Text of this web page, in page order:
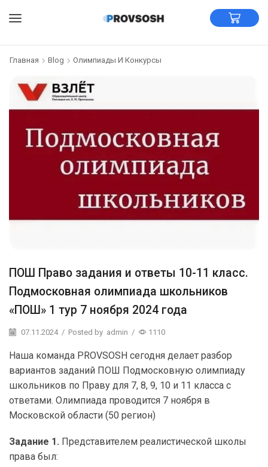
Главная Blog Олимпиады И Конкурсы
ПОШ Право задания и ответы 10-11 класс.
Подмосковная олимпиада школьников
«ПОШ» 1 тур 7 ноября 2024 года
07.11.2024 / Posted by admin / 1110
Наша команда PROVSOSH сегодня делает разбор
вариантов заданий ПОШ Подмосковную олимпиаду
школьников по Праву для 7, 8, 9, 10 и 11 класса с
ответами. Олимпиада проводится 7 ноября в
Московской области (50 регион)
Задание 1. Представителем реалистической школы
права был: